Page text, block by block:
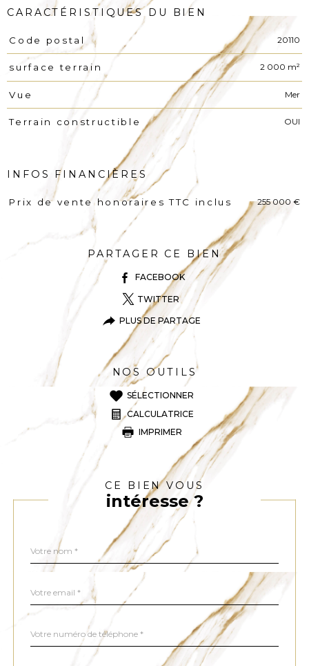
CARACTÉRISTIQUES DU BIEN
Caractéristiques Valeurs
Code postal 20110
surface terrain 2 000 m²
Vue Mer
Terrain constructible OUI
INFOS FINANCIÈRES
Caractéristiques Valeurs
Prix de vente honoraires TTC inclus 255 000 €
PARTAGER CE BIEN
FACEBOOK
TWITTER
PLUS DE PARTAGE
NOS OUTILS
SÉLECTIONNER
CALCULATRICE
IMPRIMER
CE BIEN VOUS
intéresse ?
Fieldset
par
défaut
*
*
*